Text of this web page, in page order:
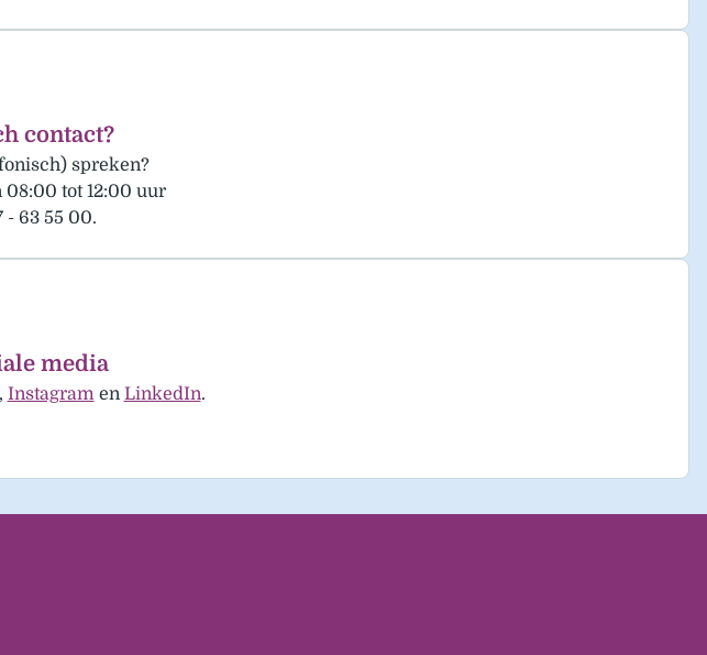
contact?
spreken?
tot 12:00 uur
- 63 55 00.
media
, Instagram en LinkedIn.